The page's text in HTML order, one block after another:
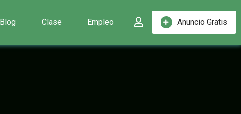
Anuncio Gratis
Blog Clase Empleo